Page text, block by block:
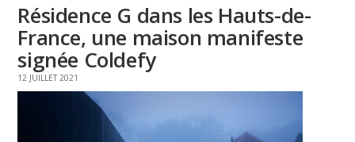
Résidence G dans les Hauts-de-
France, une maison manifeste
signée Coldefy
12 JUILLET 2021